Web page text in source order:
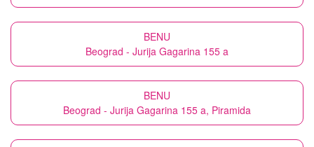
BENU
Beograd - Jurija Gagarina 155 a
BENU
Beograd - Jurija Gagarina 155 a, Piramida